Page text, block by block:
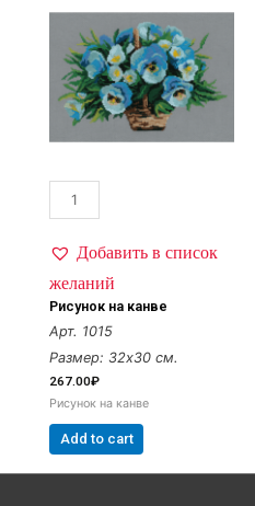
Добавить в список
желаний
Рисунок на канве
Арт. 1015
Размер: 32х30 см.
267.00₽
Рисунок на канве
Add to cart